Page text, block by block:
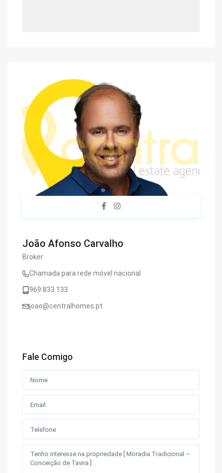
João Afonso Carvalho
Broker
Chamada para rede móvel nacional
969 833 133
joao@centralhomes.pt
Fale Comigo